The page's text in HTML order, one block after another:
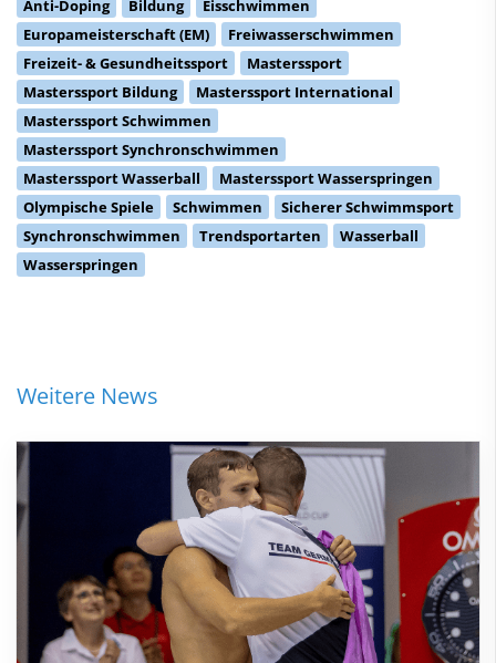
Anti-Doping
Bildung
Eisschwimmen
Europameisterschaft (EM)
Freiwasserschwimmen
Freizeit- & Gesundheitssport
Masterssport
Masterssport Bildung
Masterssport International
Masterssport Schwimmen
Masterssport Synchronschwimmen
Masterssport Wasserball
Masterssport Wasserspringen
Olympische Spiele
Schwimmen
Sicherer Schwimmsport
Synchronschwimmen
Trendsportarten
Wasserball
Wasserspringen
Weitere News